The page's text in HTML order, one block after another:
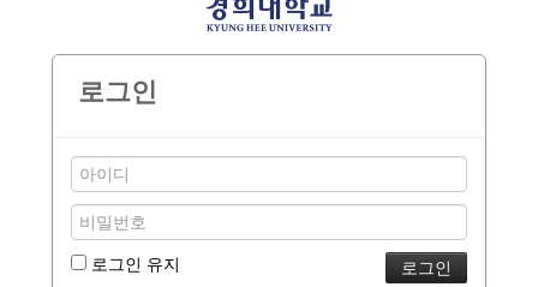
로그인
로그인 유지